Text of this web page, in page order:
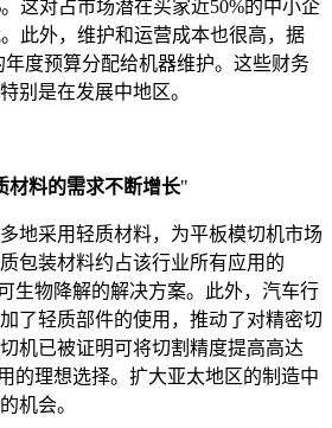
这对占市场潜在买家近50%的中小企
此外，维护和运营成本也很高，据
年度预算分配给机器维护。这些财务
别是在发展中地区。
材料的需求不断增长"
地采用轻质材料，为平板模切机市场
包装材料约占该行业所有应用的
生物降解的解决方案。此外，汽车行
了轻质部件的使用，推动了对精密切
机已被证明可将切割精度提高高达
的理想选择。扩大亚太地区的制造中
机会。